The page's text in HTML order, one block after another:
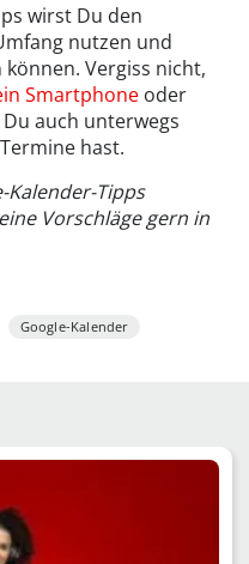
wirst Du den
nutzen und
Vergiss nicht,
Smartphone oder
auch unterwegs
hast.
Kalender-Tipps
Vorschläge gern in
Google-Kalender